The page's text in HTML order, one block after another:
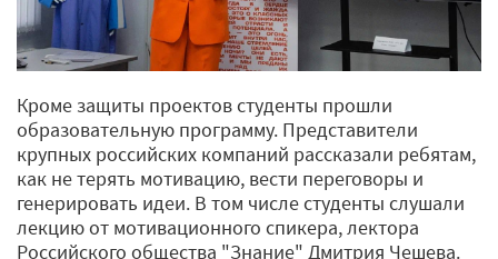
Кроме защиты проектов студенты прошли
образовательную программу. Представители
крупных российских компаний рассказали ребятам,
как не терять мотивацию, вести переговоры и
генерировать идеи. В том числе студенты слушали
лекцию от мотивационного спикера, лектора
Российского общества "Знание" Дмитрия Чешева.